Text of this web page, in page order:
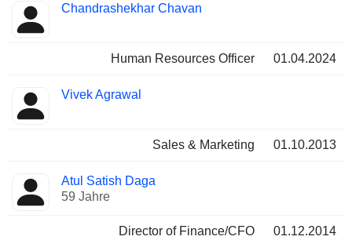
Chandrashekhar Chavan
Human Resources Officer 01.04.2024
Vivek Agrawal
Sales & Marketing 01.10.2013
Atul Satish Daga
59 Jahre
Director of Finance/CFO 01.12.2014